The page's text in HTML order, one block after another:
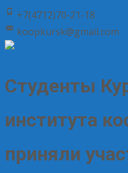
+7(4712)70-21-18
koopkursk@gmail.com
Студенты
института
приняли